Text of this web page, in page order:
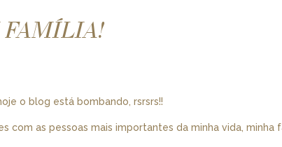
FAMÍLIA!
o blog está bombando, rsrsrs!!
com as pessoas mais importantes da minha vida, minha